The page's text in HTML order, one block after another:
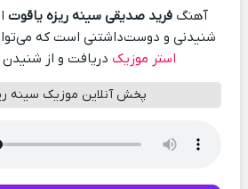
آهنگفرید صدیقی سینه ریزه یاقوت
شنیدنی و دوست‌داشتنی است که
استر موزیک دریافت و از
پخش آنلاین موزیک سینه